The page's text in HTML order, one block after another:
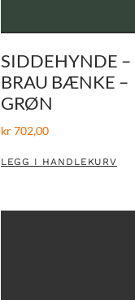
SIDDEHYNDE –
BRAU BÆNKE –
GRØN
kr702,00
LEGG I HANDLEKURV